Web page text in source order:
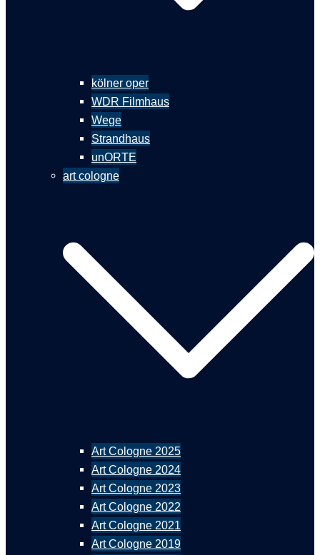
kölner oper
WDR Filmhaus
Wege
Strandhaus
unORTE
art cologne
Art Cologne 2025
Art Cologne 2024
Art Cologne 2023
Art Cologne 2022
Art Cologne 2021
Art Cologne 2019